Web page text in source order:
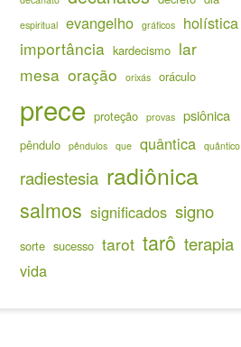
espiritual evangelho gráficos holística
importância kardecismo lar
mesa oração orixás oráculo
prece proteção provas psiônica
pêndulo pêndulos que quântica quântico
radiestesia radiônica
salmos significados signo
sorte sucesso tarot tarô terapia
vida